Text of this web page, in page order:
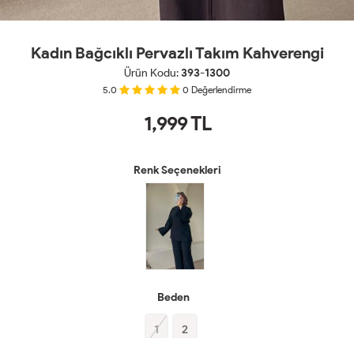
Kadın Bağcıklı Pervazlı Takım Kahverengi
Ürün Kodu:393-1300
5.0 0 Değerlendirme
1,999TL
Renk Seçenekleri
Beden
1 2